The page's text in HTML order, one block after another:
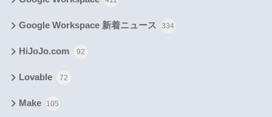
Google Workspace 新着ニュース 334
HiJoJo.com 92
Lovable 72
Make 105